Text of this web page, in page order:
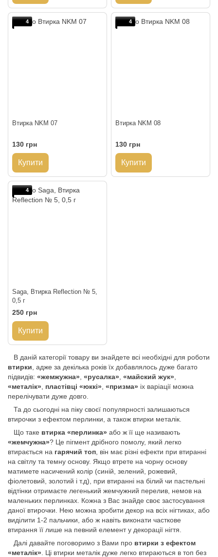
4
Втирка NKM 07
130 грн
Купити
4
Втирка NKM 08
130 грн
Купити
4
Saga, Втирка Reflection № 5,
0,5 г
250 грн
Купити
В даній категорії товару ви знайдете всі необхідні для роботи
втирки , адже за декілька років їх добавлялось дуже багато
підвидів: «жемжужна» «русалка» «майский жук»
«металік»
пластівці «юккі» «призма» іх варіації можна
перелічувати дуже довго.
Та до сьогодні на піку своєї популярності залишаються
втирочки з ефектом перлинки, а також втирки металік.
Що таке втирка «перлинка» або ж її ще називають
«жемчужна»? Це пігмент дрібного помолу, який легко
втирається на гарячий топ , він має різні ефекти при втиранні
на світлу та темну основу. Якщо втрете на чорну основу
матимете насичений колір (синій, зелений, рожевий,
фіолетовий, золотий і т.д), при втиранні на білий чи пастельні
відтінки отримаєте легенький жемчужний перелив, немов на
маленьких перлинках. Кожна з Вас знайде своє застосування
даної втирочки. Нею можна зробити декор на всіх нігтиках, або
виділити 1-2 пальчики, або ж навіть виконати часткове
втирання її лише на певний елемент у декорації нігтя.
Далі давайте поговоримо з Вами про втирки з ефектом
«металік» . Ці втирки металік дуже легко втираються в топ без